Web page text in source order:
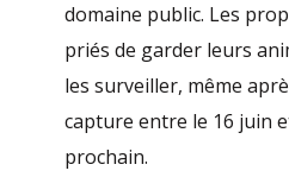
domaine public. Les
priés de garder leurs
les surveiller, même
capture entre le 16 juin
prochain.